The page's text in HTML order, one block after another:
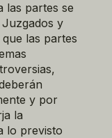
las partes se
y
las partes
y por
la
lo previsto